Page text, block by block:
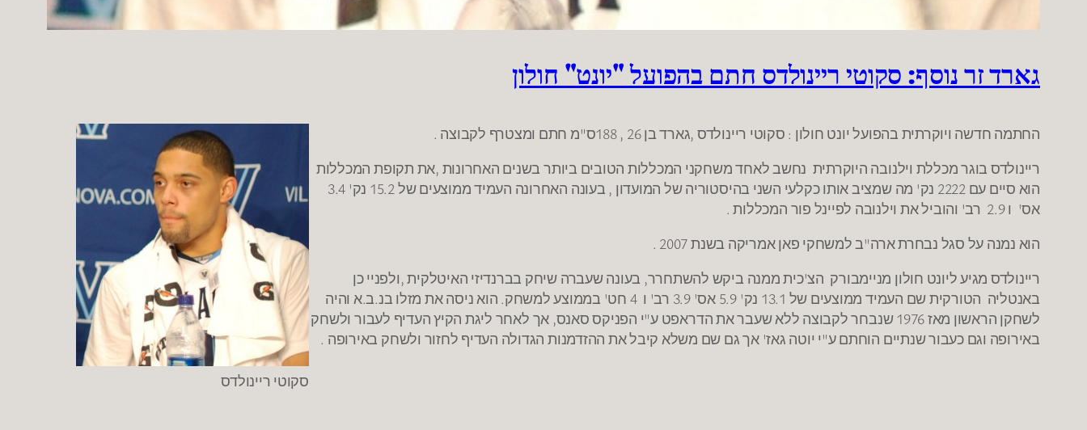
גארד זר נוסף: סקוטי ריינולדס חתם בהפועל "יונט" חולון
סקוטי ריינולדס
החתמה חדשה ויוקרתית בהפועל יונט חולון : סקוטי ריינולדס ,גארד בן 26 , 188ס"מ חתם ומצטרף לקבוצה .
ריינולדס בוגר מכללת וילנובה היוקרתית נחשב לאחד משחקני המכללות הטובים ביותר בשנים האחרונות ,את תקופת המכללות
הוא סיים עם 2222 נק' מה שמציב אותו כקלעי השני בהיסטוריה של המועדון , בעונה האחרונה העמיד ממוצעים של 15.2 נק' 3.4
אס' ו 2.9 רב' והוביל את וילנובה לפיינל פור המכללות .
הוא נמנה על סגל נבחרת ארה"ב למשחקי פאן אמריקה בשנת 2007 .
ריינולדס מגיע ליונט חולון מניימבורק הצ'כית ממנה ביקש להשתחרר, בעונה שעברה שיחק בברנדיזי האיטלקית ,ולפניי כן
באנטליה הטורקית שם העמיד ממוצעים של 13.1 נק' 5.9 אס' 3.9 רב' ו 4 חט' בממוצע למשחק. הוא ניסה את מזלו בנ.ב.א והיה
לשחקן הראשון מאז 1976 שנבחר לקבוצה ללא שעבר את הדראפט ע"י הפניקס סאנס, אך לאחר ליגת הקיץ העדיף לעבור ולשחק
באירופה וגם כעבור שנתיים הוחתם ע"י יוטה גאז' אך גם שם משלא קיבל את ההזדמנות הגדולה העדיף לחזור ולשחק באירופה .